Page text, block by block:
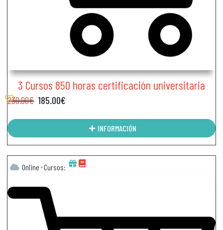
3 Cursos 850 horas certificación universitaria
230.00€ 185.00€
INFORMACIÓN
Online Cursos: